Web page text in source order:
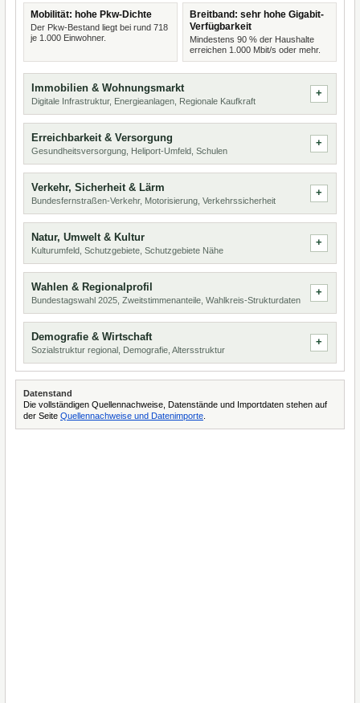
Mobilität: hohe Pkw-Dichte
Der Pkw-Bestand liegt bei rund 718
je 1.000 Einwohner.
Breitband: sehr hohe Gigabit-
Verfügbarkeit
Mindestens 90 % der Haushalte
erreichen 1.000 Mbit/s oder mehr.
Immobilien & Wohnungsmarkt
Digitale Infrastruktur, Energieanlagen, Regionale Kaufkraft
Erreichbarkeit & Versorgung
Gesundheitsversorgung, Heliport-Umfeld, Schulen
Verkehr, Sicherheit & Lärm
Bundesfernstraßen-Verkehr, Motorisierung, Verkehrssicherheit
Natur, Umwelt & Kultur
Kulturumfeld, Schutzgebiete, Schutzgebiete Nähe
Wahlen & Regionalprofil
Bundestagswahl 2025, Zweitstimmenanteile, Wahlkreis-Strukturdaten
Demografie & Wirtschaft
Sozialstruktur regional, Demografie, Altersstruktur
Datenstand
Die vollständigen Quellennachweise, Datenstände und Importdaten stehen auf
der Seite Quellennachweise und Datenimporte